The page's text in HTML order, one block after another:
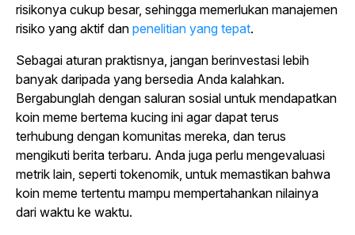
risikonya cukup besar, sehingga memerlukan manajemen
risiko yang aktif dan penelitian yang tepat.
Sebagai aturan praktisnya, jangan berinvestasi lebih
banyak daripada yang bersedia Anda kalahkan.
Bergabunglah dengan saluran sosial untuk mendapatkan
koin meme bertema kucing ini agar dapat terus
terhubung dengan komunitas mereka, dan terus
mengikuti berita terbaru. Anda juga perlu mengevaluasi
metrik lain, seperti tokenomik, untuk memastikan bahwa
koin meme tertentu mampu mempertahankan nilainya
dari waktu ke waktu.